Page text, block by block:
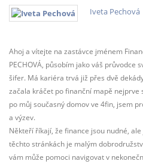
Iveta Pechová
Ahoj a vítejte na zastávce jménem
PECHOVÁ, působím jako váš průvodce
šifer. Má kariéra trvá již přes dvě
začala kráčet po finanční mapě nejprve
po můj současný domov ve 4fin, jsem
a výzev.
Někteří říkají, že finance jsou nudné,
těchto stránkách je malým
vám může pomoci navigovat v